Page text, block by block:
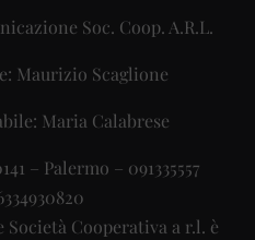
Soc. Coop. A.R.L.
Maurizio Scaglione
Maria Calabrese
– Palermo – 091335557
Cooperativa a r.l. è